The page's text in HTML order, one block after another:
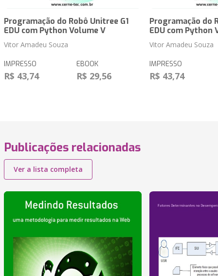
Programação do Robô Unitree G1
EDU com Python Volume V
Vitor Amadeu Souza
IMPRESSO
R$ 43,74
EBOOK
R$ 29,56
Programação do
EDU com Python
Vitor Amadeu Souza
IMPRESSO
R$ 43,74
Publicações relacionadas
Ver a lista completa